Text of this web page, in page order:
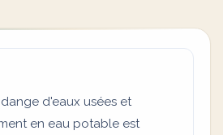
d'eaux usées et
en eau potable est